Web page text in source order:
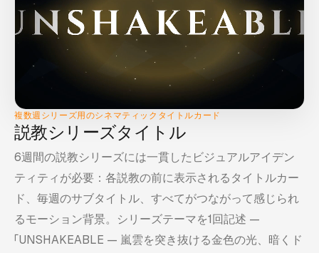
複数週シリーズ用のシネマティックタイトルカード
説教シリーズタイトル
6週間の説教シリーズには一貫したビジュアルアイデン
ティティが必要：各説教の前に表示されるタイトルカー
ド、毎週のサブタイトル、すべてがつながって感じられ
るモーション背景。シリーズテーマを1回記述 —
「UNSHAKEABLE — 嵐雲を突き抜ける金色の光、暗くド